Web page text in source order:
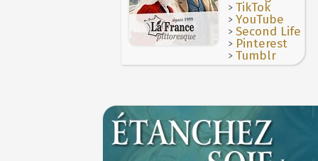
Thérapeutique alcoolique au Moyen Âge
>TikTok
>YouTube
>Second Life
> Pinterest
>Tumblr